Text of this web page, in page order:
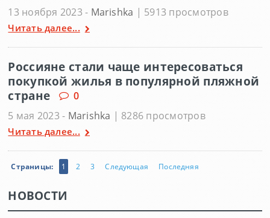
13 ноября 2023 - Marishka | 5913 просмотров
Читать далее...
Россияне стали чаще интересоваться
покупкой жилья в популярной пляжной
стране
0
5 мая 2023 - Marishka | 8286 просмотров
Читать далее...
Страницы: 1 2 3 Следующая Последняя
НОВОСТИ